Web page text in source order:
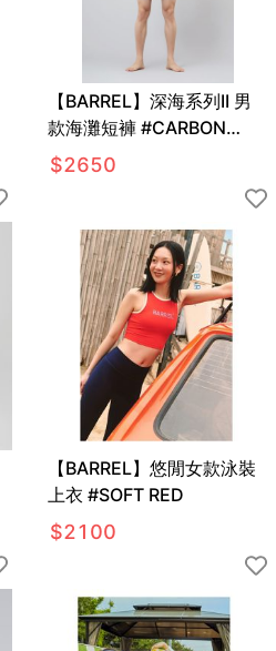
【BARREL】深海系列II 男
款海灘短褲 #CARBON
NAVY
$2650
【BARREL】悠閒女款泳裝
上衣 #SOFT RED
$2100